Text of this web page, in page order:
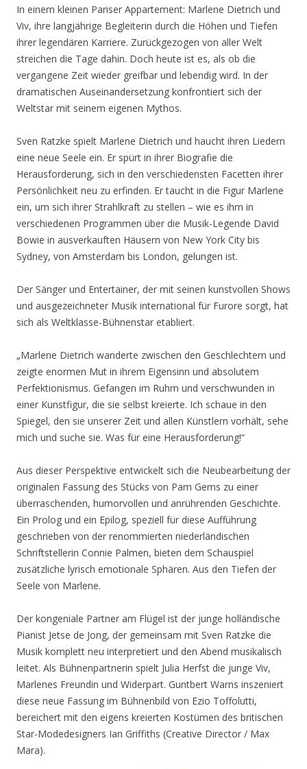
In einem kleinen Pariser Appartement: Marlene Dietrich und
Viv, ihre langjährige Begleiterin durch die Höhen und Tiefen
ihrer legendären Karriere. Zurückgezogen von aller Welt
streichen die Tage dahin. Doch heute ist es, als ob die
vergangene Zeit wieder greifbar und lebendig wird. In der
dramatischen Auseinandersetzung konfrontiert sich der
Weltstar mit seinem eigenen Mythos.
Sven Ratzke spielt Marlene Dietrich und haucht ihren Liedern
eine neue Seele ein. Er spürt in ihrer Biografie die
Herausforderung, sich in den verschiedensten Facetten ihrer
Persönlichkeit neu zu erfinden. Er taucht in die Figur Marlene
ein, um sich ihrer Strahlkraft zu stellen – wie es ihm in
verschiedenen Programmen über die Musik-Legende David
Bowie in ausverkauften Häusern von New York City bis
Sydney, von Amsterdam bis London, gelungen ist.
Der Sänger und Entertainer, der mit seinen kunstvollen Shows
und ausgezeichneter Musik international für Furore sorgt, hat
sich als Weltklasse-Bühnenstar etabliert.
„Marlene Dietrich wanderte zwischen den Geschlechtern und
zeigte enormen Mut in ihrem Eigensinn und absolutem
Perfektionismus. Gefangen im Ruhm und verschwunden in
einer Kunstfigur, die sie selbst kreierte. Ich schaue in den
Spiegel, den sie unserer Zeit und allen Künstlern vorhält, sehe
mich und suche sie. Was für eine Herausforderung!“
Aus dieser Perspektive entwickelt sich die Neubearbeitung der
originalen Fassung des Stücks von Pam Gems zu einer
überraschenden, humorvollen und anrührenden Geschichte.
Ein Prolog und ein Epilog, speziell für diese Aufführung
geschrieben von der renommierten niederländischen
Schriftstellerin Connie Palmen, bieten dem Schauspiel
zusätzliche lyrisch emotionale Sphären. Aus den Tiefen der
Seele von Marlene.
Der kongeniale Partner am Flügel ist der junge holländische
Pianist Jetse de Jong, der gemeinsam mit Sven Ratzke die
Musik komplett neu interpretiert und den Abend musikalisch
leitet. Als Bühnenpartnerin spielt Julia Herfst die junge Viv,
Marlenes Freundin und Widerpart. Guntbert Warns inszeniert
diese neue Fassung im Bühnenbild von Ezio Toffolutti,
bereichert mit den eigens kreierten Kostümen des britischen
Star-Modedesigners Ian Griffiths (Creative Director / Max
Mara).